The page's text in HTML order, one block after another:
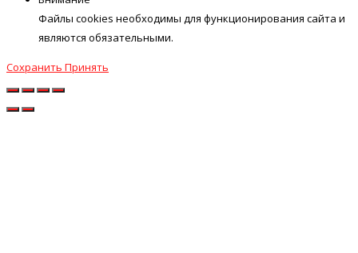
Файлы cookies необходимы для функционирования сайта и
являются обязательными.
Сохранить Принять